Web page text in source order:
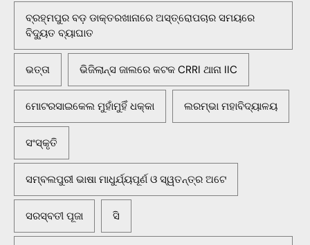
ବ୍ରହ୍ମପୁର ବଡ଼ ଡାକ୍ତରଖାନାରେ ଅସ୍ତ୍ରୋପଚାର ସମୟରେ
ବିଦ୍ୟୁତ ବ୍ୟାଘାତ
ଭତ୍ତା ଭିଜିଲାନ୍ସ ଜାଲରେ କଟକ CRRI ଥାନା IIC
ମୋଟରସାଇକେଲ ମୁହାଁମୁହିଁ ଧକ୍କା ଲରମ୍ଭା ମହାବିଦ୍ୟାଳୟ
ସଂସ୍କୃତି
ସମ୍ବଲପୁରୀ ଭାଷା ମାଧୁର୍ଯ୍ୟପୂର୍ଣ ଓ ସ୍ୱତନ୍ତ୍ର ଅଟେ
ସରସ୍ବତୀ ପୂଜା ସି